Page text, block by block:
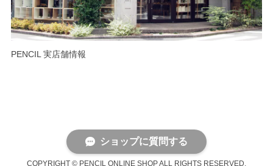
PENCIL 実店舗情報
COPYRIGHT © PENCIL ONLINE SHOP ALL RIGHTS RESERVED.
ショップに質問する